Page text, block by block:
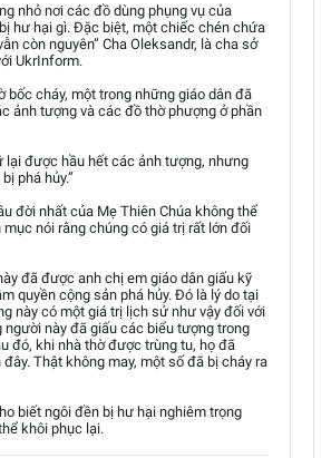
nhỏ nơi các đồ dùng phụng vụ của
hư hại gì. Đặc biệt, một chiếc chén chứa
còn nguyên” Cha Oleksandr, là cha sở
UkrInform.
bốc cháy, một trong những giáo dân đã
ảnh tượng và các đồ thờ phượng ở phần
lại được hầu hết các ảnh tượng, nhưng
phá hủy.”
đời nhất của Mẹ Thiên Chúa không thể
nói rằng chúng có giá trị rất lớn đối
đã được anh chị em giáo dân giấu kỹ
quyền cộng sản phá hủy. Đó là lý do tại
này có một giá trị lịch sử như vậy đối với
người này đã giấu các biểu tượng trong
đó, khi nhà thờ được trùng tu, họ đã
Thật không may, một số đã bị cháy ra
biết ngôi đền bị hư hại nghiêm trọng
khôi phục lại.